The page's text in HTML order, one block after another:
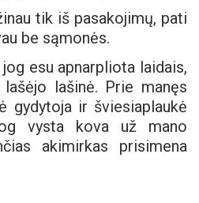
tik iš pasakojimų, pati
be sąmonės.
esu apnarpliota laidais,
lašėjo lašinė. Prie manęs
gydytoja ir šviesiaplaukė
vysta kova už mano
akimirkas prisimena